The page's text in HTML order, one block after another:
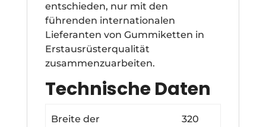
entschieden, nur mit den
führenden internationalen
Lieferanten von Gummiketten in
Erstausrüsterqualität
zusammenzuarbeiten.
Technische Daten
Breite der
320